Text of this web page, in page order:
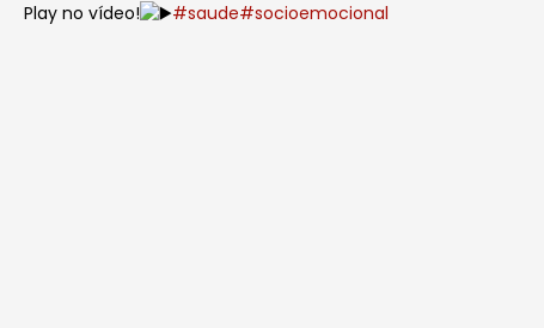
Play no vídeo!
#saude#socioemocional